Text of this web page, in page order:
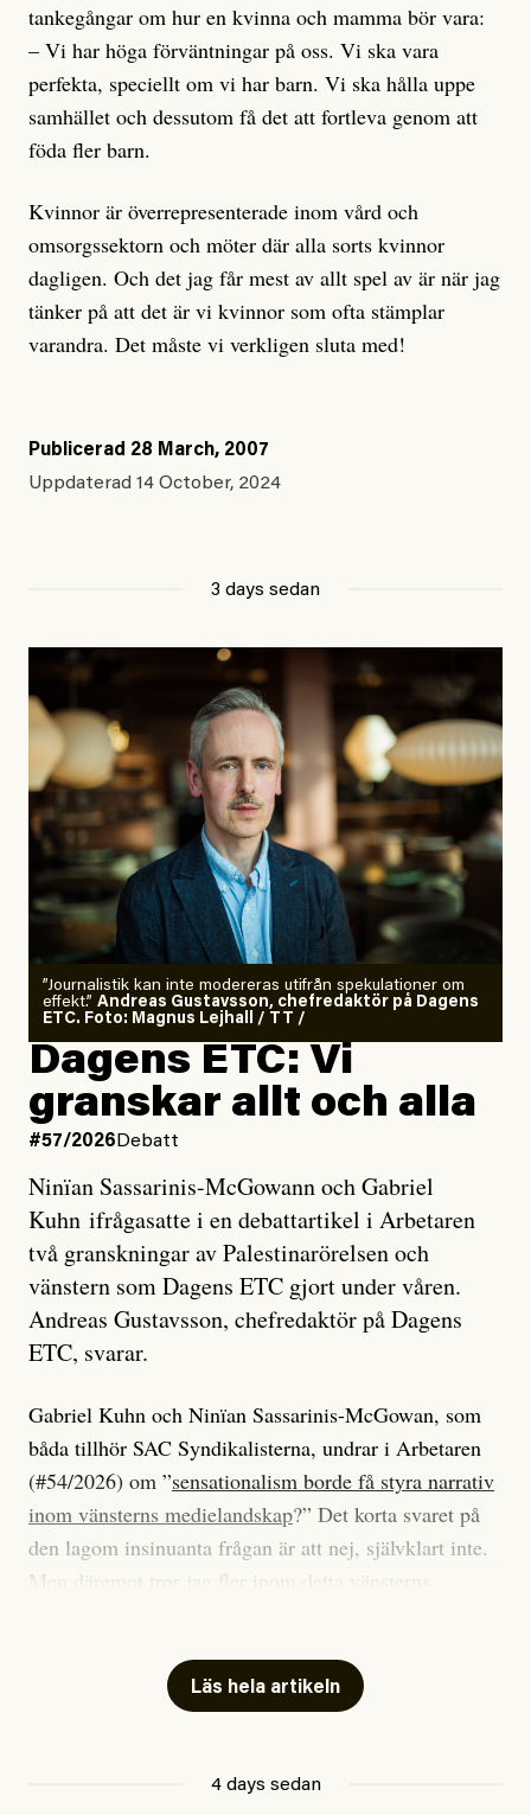
tankegångar om hur en kvinna och mamma bör vara:
– Vi har höga förväntningar på oss. Vi ska vara
perfekta, speciellt om vi har barn. Vi ska hålla uppe
samhället och dessutom få det att fortleva genom att
föda fler barn.
Kvinnor är överrepresenterade inom vård och
omsorgssektorn och möter där alla sorts kvinnor
dagligen. Och det jag får mest av allt spel av är när jag
tänker på att det är vi kvinnor som ofta stämplar
varandra. Det måste vi verkligen sluta med!
Publicerad 28 March, 2007
Uppdaterad 14 October, 2024
3 days sedan
”Journalistik kan inte modereras utifrån spekulationer om
effekt.” Andreas Gustavsson, chefredaktör på Dagens
ETC. Foto: Magnus Lejhall / TT /
Dagens ETC: Vi
granskar allt och alla
#57/2026 Debatt
Ninïan Sassarinis-McGowann och Gabriel
Kuhn ifrågasatte i en debattartikel i Arbetaren
två granskningar av Palestinarörelsen och
vänstern som Dagens ETC gjort under våren.
Andreas Gustavsson, chefredaktör på Dagens
ETC, svarar.
Gabriel Kuhn och Ninïan Sassarinis-McGowan, som
båda tillhör SAC Syndikalisterna, undrar i Arbetaren
(#54/2026) om ”sensationalism borde få styra narrativ
inom vänsterns medielandskap?” Det korta svaret på
den lagom insinuanta frågan är att nej, självklart inte.
Men däremot tror jag fler inom detta vänsterns
journalistik som vänder sig till många snarare än att
jaga inbördes beundran. Det har i alla fall fungerat för
Läs hela artikeln
4 days sedan